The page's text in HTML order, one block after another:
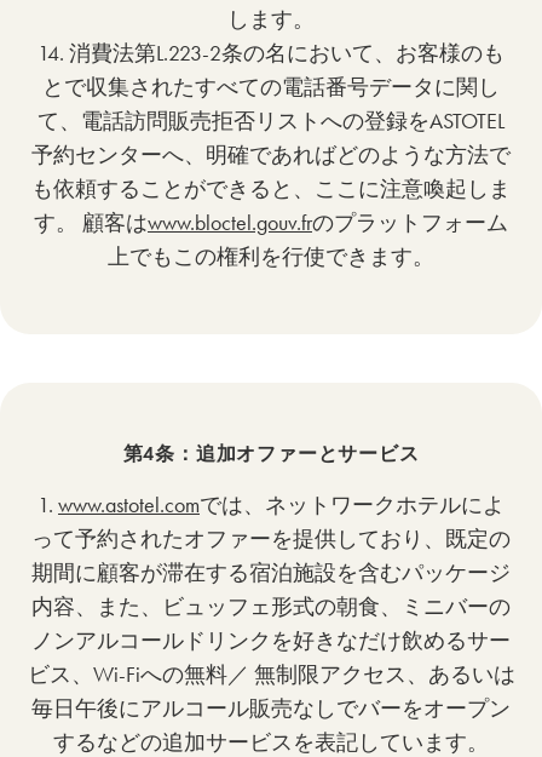
します。
14. 消費法第L.223-2条の名において、お客様のも
とで収集されたすべての電話番号データに関し
て、電話訪問販売拒否リストへの登録をASTOTEL
予約センターへ、明確であればどのような方法で
も依頼することができると、ここに注意喚起しま
す。 顧客はwww.bloctel.gouv.frのプラットフォーム
上でもこの権利を行使できます。
第4条：追加オファーとサービス
1. www.astotel.comでは、ネットワークホテルによ
って予約されたオファーを提供しており、既定の
期間に顧客が滞在する宿泊施設を含むパッケージ
内容、また、ビュッフェ形式の朝食、ミニバーの
ノンアルコールドリンクを好きなだけ飲めるサー
ビス、Wi-Fiへの無料／ 無制限アクセス、あるいは
毎日午後にアルコール販売なしでバーをオープン
するなどの追加サービスを表記しています。